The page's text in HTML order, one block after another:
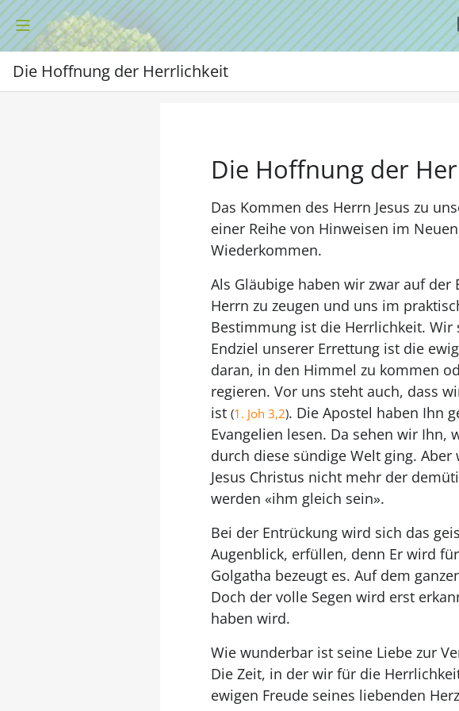
Die Hoffnung der Herrlichkeit
Die Hoffnung der
Das Kommen des Herrn Jesus zu
einer Reihe von Hinweisen im
Wiederkommen.
Als Gläubige haben wir zwar auf
Herrn zu zeugen und uns im
Bestimmung ist die Herrlichkeit.
Endziel unserer Errettung ist die
daran, in den Himmel zu kommen
regieren. Vor uns steht auch, dass
ist (1. Joh 3,2). Die Apostel haben Ihn
Evangelien lesen. Da sehen wir Ihn,
durch diese sündige Welt ging.
Jesus Christus nicht mehr der
werden «ihm gleich sein».
Bei der Entrückung wird sich das
Augenblick, erfüllen, denn Er wird
Golgatha bezeugt es. Auf dem
Doch der volle Segen wird erst
haben wird.
Wie wunderbar ist seine Liebe zur
Die Zeit, in der wir für die
ewigen Freude seines liebenden